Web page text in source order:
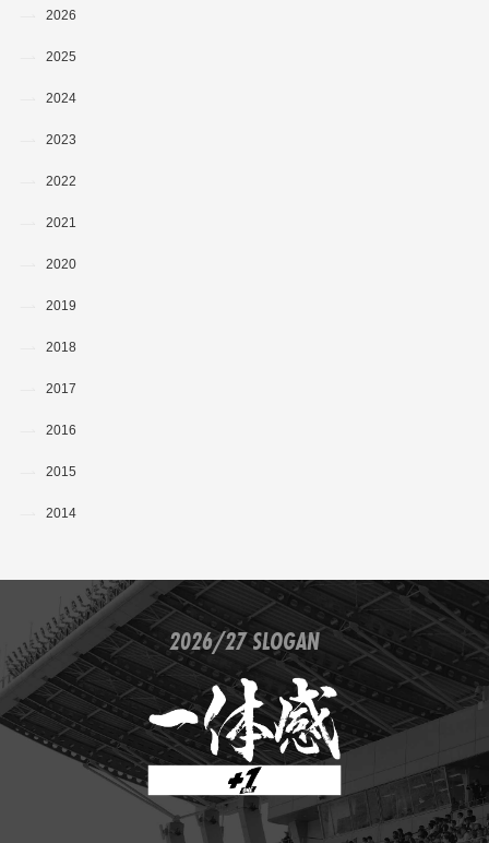
2026
2025
2024
2023
2022
2021
2020
2019
2018
2017
2016
2015
2014
2026/27 SLOGAN